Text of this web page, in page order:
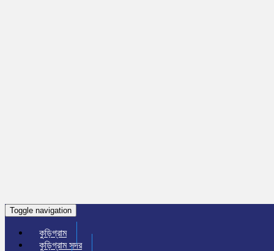
Toggle navigation
কুড়িগ্রাম
কুড়িগ্রাম সদর